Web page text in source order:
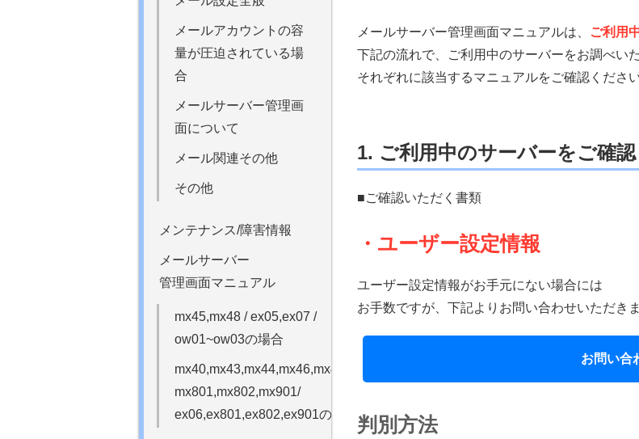
メールサーバー管理画面マニュアルは、
ご利用
下記の流れで、ご利用中のサーバーをお調べいた
それぞれに該当するマニュアルをご確認ください
1. ご利用中のサーバーをご確認
■ご確認いただく書類
・ユーザー設定情報
ユーザー設定情報がお手元にない場合には
お手数ですが、下記よりお問い合わせいただき
お問い合
判別方法
メールアカウントの容
量が圧迫されている場
合
メールサーバー管理画
面について
メール関連その他
その他
メンテナンス/障害情報
メールサーバー
管理画面マニュアル
mx45,mx48 / ex05,ex07 /
ow01~ow03の場合
mx40,mx43,mx44,mx46,mx49,mx50,
mx801,mx802,mx901/
ex06,ex801,ex802,ex901の場合